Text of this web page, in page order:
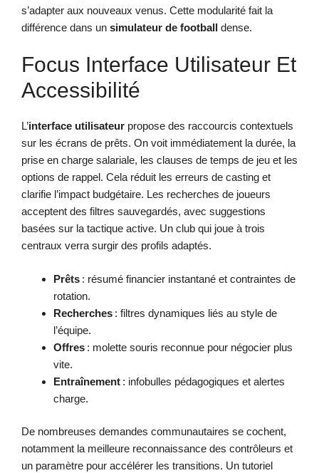
s’adapter aux nouveaux venus. Cette modularité fait la
différence dans un simulateur de football dense.
Focus Interface Utilisateur Et
Accessibilité
L’interface utilisateur propose des raccourcis contextuels
sur les écrans de prêts. On voit immédiatement la durée, la
prise en charge salariale, les clauses de temps de jeu et les
options de rappel. Cela réduit les erreurs de casting et
clarifie l’impact budgétaire. Les recherches de joueurs
acceptent des filtres sauvegardés, avec suggestions
basées sur la tactique active. Un club qui joue à trois
centraux verra surgir des profils adaptés.
Prêts : résumé financier instantané et contraintes de
rotation.
Recherches : filtres dynamiques liés au style de
l’équipe.
Offres : molette souris reconnue pour négocier plus
vite.
Entraînement : infobulles pédagogiques et alertes
charge.
De nombreuses demandes communautaires se cochent,
notamment la meilleure reconnaissance des contrôleurs et
un paramètre pour accélérer les transitions. Un tutoriel